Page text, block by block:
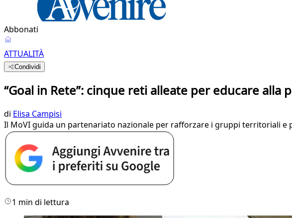
Abbonati
ATTUALITÀ
Condividi
“Goal in Rete”: cinque reti alleate per educare alla
di Elisa Campisi
Il MoVI guida un partenariato nazionale per rafforzare i gruppi territoriali
1 min di lettura